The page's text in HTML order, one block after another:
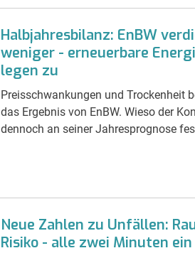
Halbjahresbilanz: EnBW
weniger - erneuerbare
legen zu
Preisschwankungen und Trockenheit
das Ergebnis von EnBW. Wieso der
dennoch an seiner Jahresprognose
Neue Zahlen zu Unfällen:
Risiko - alle zwei Minuten